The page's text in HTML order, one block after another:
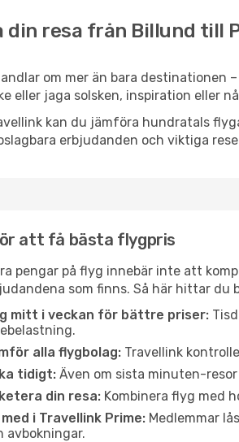
din resa från Billund till
om mer än bara
eller jaga solsken, inspiration eller
kan du jämföra hundratals
erbjudanden och viktiga
att få bästa flygpris
pengar på flyg innebär inte att
som finns. Så här hittar
mitt i veckan för bättre priser:
alla flygbolag: Travellink
tidigt: Även om sista minuten-
din resa: Kombinera flyg med
med i Travellink Prime: Medlemmar
avbokningar.